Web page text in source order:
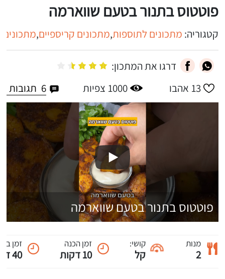
פוטטוס בתנור בטעם שווארמה
קטגוריה: מתכונים לתוספות,מתכונים קריספיים,
דרגו את המתכון:
13 אהבו 1000 צפיות 6 תגובות
פוטטוס בתנור בטעם שווארמה
מנות
2
קושי:
קל
זמן הכנה
10 דקות
זמן
40 דקות